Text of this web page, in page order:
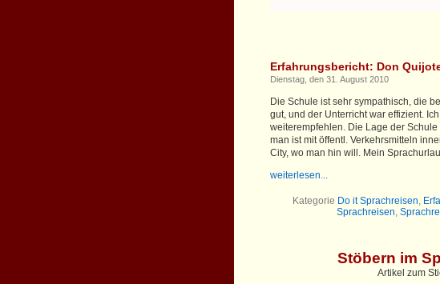
Erfahrungsbericht: Don
Dienstag, den 31. August 2010
Die Schule ist sehr sympathisch, die
gut, und der Unterricht war effizient.
weiterempfehlen. Die Lage der
man ist mit öffentl. Verkehrsmitteln
City, wo man hin will. Mein
weiterlesen...
Kategorie Do it Sprachreisen,
Sprachreisen,
Stöbern im
Artikel zum